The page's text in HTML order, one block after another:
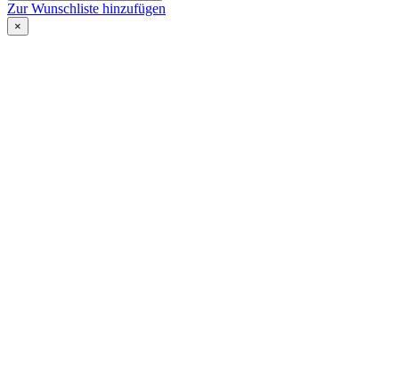
Zur Wunschliste hinzufügen
×